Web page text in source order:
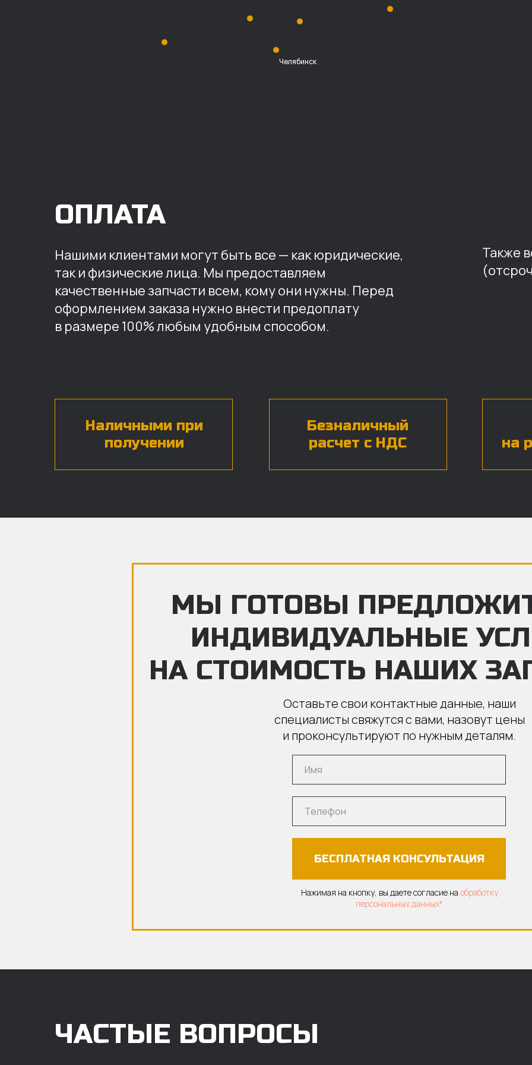
Челябинск
Наличными при
получении
Безналичный
расчет с НДС
на
ОПЛАТА
Нашими клиентами могут быть все — как юридические,
так и физические лица. Мы предоставляем
качественные запчасти всем, кому они нужны. Перед
оформлением заказа нужно внести предоплату
в размере 100% любым удобным способом.
Также
МЫ ГОТОВЫ
ИНДИВИДУАЛЬНЫЕ
НА СТОИМОСТЬ НАШИХ
Оставьте свои контактные данные, наши
специалисты свяжутся с вами, назовут цены
и проконсультируют по нужным деталям.
БЕСПЛАТНАЯ КОНСУЛЬТАЦИЯ
Нажимая на кнопку, вы даете согласие на обработку
персональных данных*
ЧАСТЫЕ ВОПРОСЫ